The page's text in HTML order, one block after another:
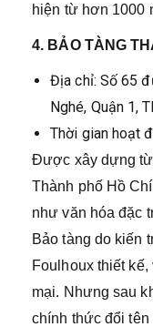
hiện từ hơn 1000
4. BẢO TÀNG
Địa chỉ: Số 65
Nghé, Quận 1,
Thời gian hoạt
Được xây dựng từ
Thành phố Hồ
như văn hóa đặc
Bảo tàng do kiến
Foulhoux thiết
mại. Nhưng sau
chính thức đổi